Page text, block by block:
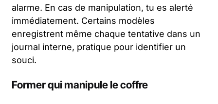
alarme. En cas de manipulation, tu es alerté
immédiatement. Certains modèles
enregistrent même chaque tentative dans un
journal interne, pratique pour identifier un
souci.
Former qui manipule le coffre